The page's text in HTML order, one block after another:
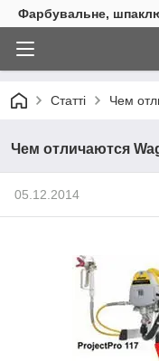
Фарбувальне,
Статті Чем
Чем отличаются
05.12.2014